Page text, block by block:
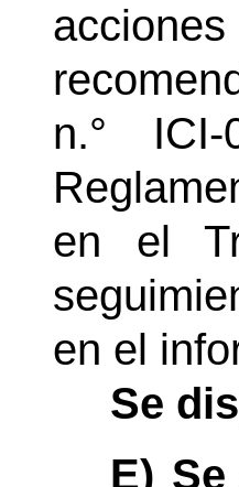
n.° ICI-
en el
en el
Se
E)